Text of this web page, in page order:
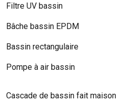
Filtre UV bassin
Bâche bassin EPDM
Bassin rectangulaire
Pompe à air bassin
Cascade de bassin fait maison